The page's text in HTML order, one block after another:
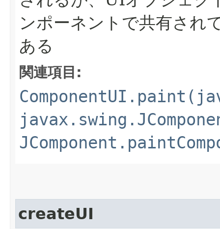
ンポーネントで共有され
ある
関連項目:
createUI